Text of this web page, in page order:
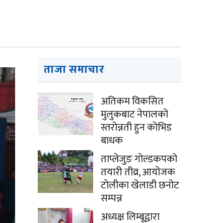
ताजा समाचार
अतिकम विकसित
मुलुकबाट नेपालको
स्तरोन्नती हुन कोभिड
बाधक
ताप्लेजुङ गोल्डकपको
तयारी तीव्र, आयोजक
टोलीका खेलाडी छनोट
सम्पन्न
अध्यक्ष लिम्बूद्वारा